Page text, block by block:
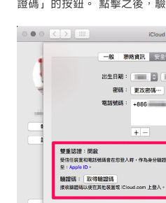
證碼」的按鈕。 點擊之後，